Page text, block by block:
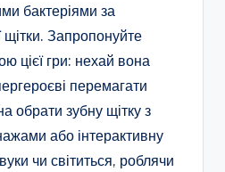
бактеріями за
Запропонуйте
цієї гри: нехай вона
перемагати
обрати зубну щітку з
або інтерактивну
чи світиться, роблячи